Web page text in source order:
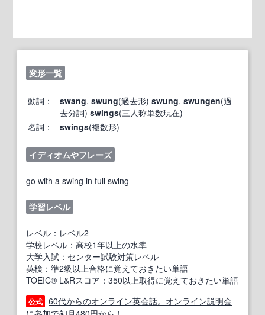
変形一覧
動詞： swang, swung(過去形) swung, swungen(過
去分詞) swings(三人称単数現在)
名詞：
swings(複数形)
イディオムやフレーズ
go with a swing in full swing
学習レベル
レベル：レベル2
学校レベル：高校1年以上の水準
大学入試：センター試験対策レベル
英検：準2級以上合格に覚えておきたい単語
TOEIC® L&Rスコア：350以上取得に覚えておきたい単語
公式 60代からのオンライン英会話。オンライン説明会